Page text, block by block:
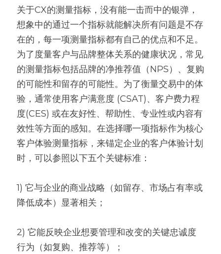
关于CX的测量指标，没有能一击而中的银弹，
想象中的通过一个指标就能解决所有问题是不存
在的，每一项测量指标都有自己的优点和不足。
为了度量客户与品牌整体关系的健康状况，常见
的测量指标包括品牌的净推荐值（NPS）、复购
的可能性和留存的可能性。为了衡量交易中的体
验，通常使用客户满意度 (CSAT)、客户费力程
度(CES) 或在友好性、帮助性、专业性或内容有
效性等方面的感知。在选择哪一项指标作为核心
客户体验测量指标，来锚定企业的客户体验计划
时，可以参照以下五个关键标准：
1) 它与企业的商业战略（如留存、市场占有率或
降低成本）显著相关；
2) 它能反映企业想要管理和改变的关键忠诚度
行为（如复购、推荐等）；